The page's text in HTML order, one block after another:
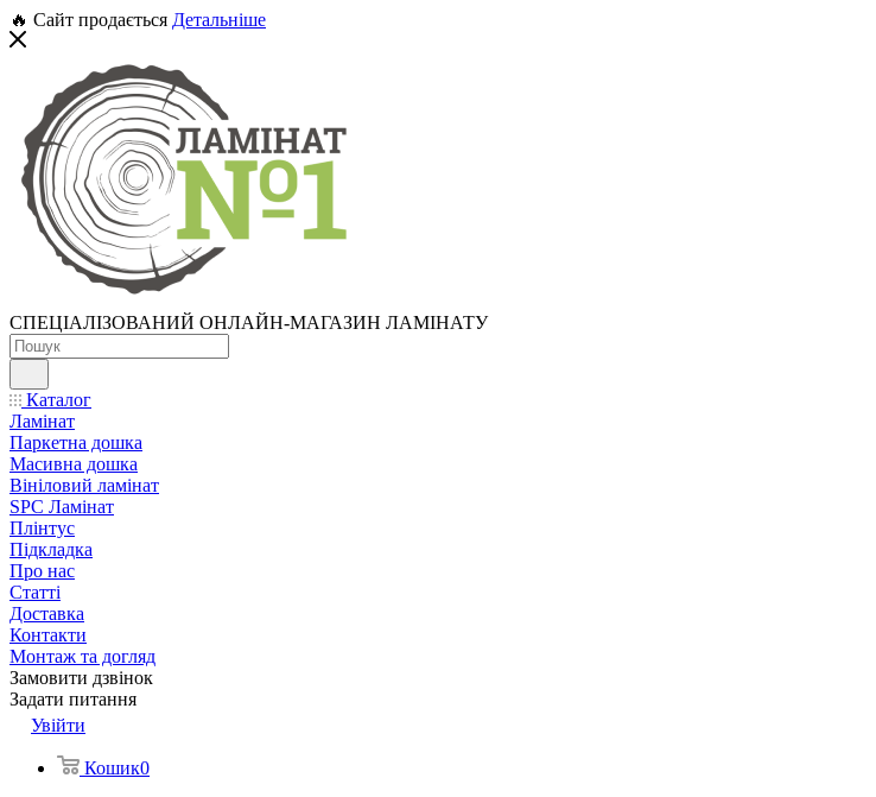
🔥 Сайт продається Детальніше
СПЕЦІАЛІЗОВАНИЙ ОНЛАЙН-МАГАЗИН ЛАМІНАТУ
Каталог
Ламінат
Паркетна дошка
Масивна дошка
Вініловий ламінат
SPC Ламінат
Плінтус
Підкладка
Про нас
Статті
Доставка
Контакти
Монтаж та догляд
Замовити дзвінок
Задати питання
Увійти
Кошик0